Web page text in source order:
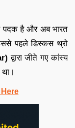
पदक है और अब भारत
पहले डिस्कस थ्रो
द्वारा जीते गए कांस्य